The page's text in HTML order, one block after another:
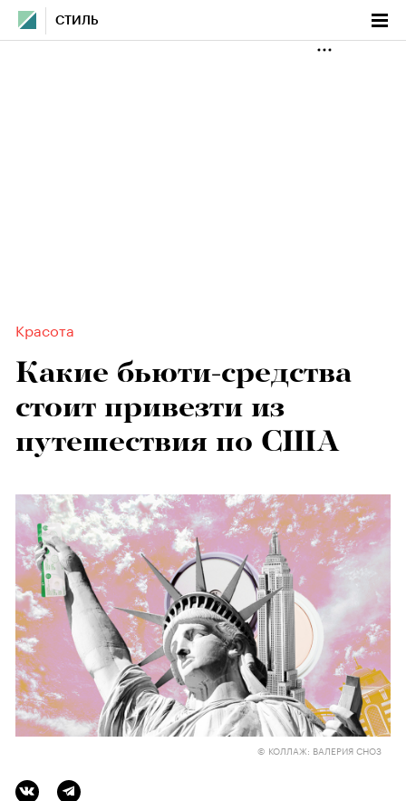
СТИЛЬ
Красота
Какие бьюти-средства
стоит привезти из
путешествия по США
© КОЛЛАЖ: ВАЛЕРИЯ СНОЗ